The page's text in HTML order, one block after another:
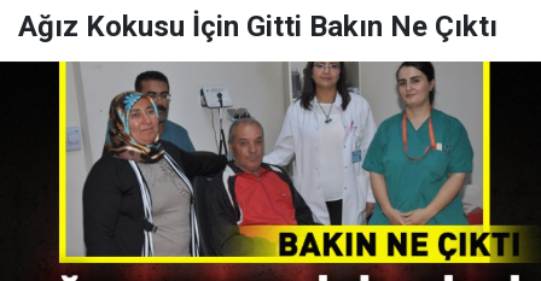
Ağız Kokusu İçin Gitti Bakın Ne Çıktı